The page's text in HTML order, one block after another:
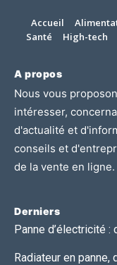
Accueil
Santé
High-tech
A propos
Nous vous
intéresser,
d'actualité et
conseils et
de la vente en ligne.
Derniers
Panne d’électricité
Radiateur en panne,